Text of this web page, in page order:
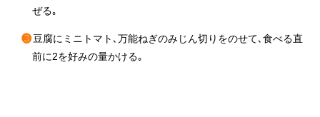
ぜる｡
❸ 豆腐にミニトマト､万能ねぎのみじん切りをのせて､食べる直
前に2を好みの量かける｡